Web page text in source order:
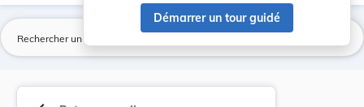
Démarrer un tour guidé